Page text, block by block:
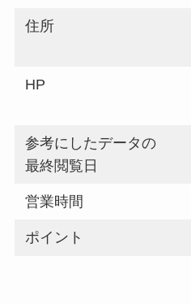
住所
HP
参考にしたデータの
最終閲覧日
営業時間
ポイント